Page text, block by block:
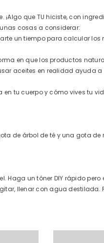
que TU hiciste, con
cosas a considerar:
un tiempo para calcular los
en que los productos
aceites en realidad ayuda
en tu cuerpo y cómo vives tu
de árbol de té y una gota
un tóner DIY rápido
llenar con agua destilada.